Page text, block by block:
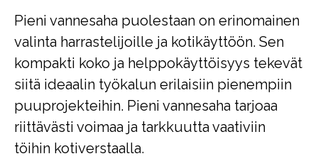
Pieni vannesaha puolestaan on erinomainen
valinta harrastelijoille ja kotikäyttöön. Sen
kompakti koko ja helppokäyttöisyys tekevät
siitä ideaalin työkalun erilaisiin pienempiin
puuprojekteihin. Pieni vannesaha tarjoaa
riittävästi voimaa ja tarkkuutta vaativiin
töihin kotiverstaalla.